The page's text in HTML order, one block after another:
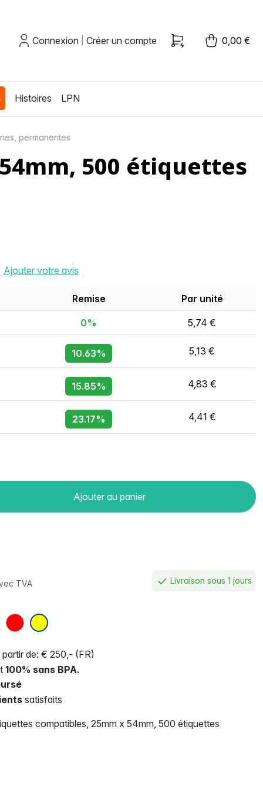
Connexion Créer un compte 0,00 €
Histoires LPN
permanentes
500 étiquettes
Ajouter votre avis
Remise Par unité
0% 5,74 €
10.63% 5,13 €
15.85% 4,83 €
23.17% 4,41 €
Ajouter au panier
TVA Livraison sous 1 jours
de: € 250,- (FR)
100% sans BPA.
satisfaits
compatibles, 25mm x 54mm, 500 étiquettes